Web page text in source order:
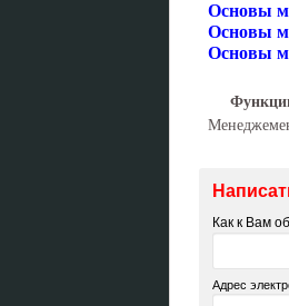
Основы
Основы
Основы
Как к Вам
Адрес